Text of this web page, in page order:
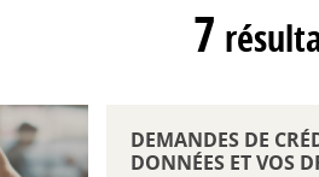
7
DEMANDES DE
DONNÉES ET VOS